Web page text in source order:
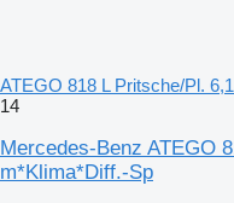
ATEGO 818 L Pritsche/Pl.
14
Mercedes-Benz ATEGO
m*Klima*Diff.-Sp